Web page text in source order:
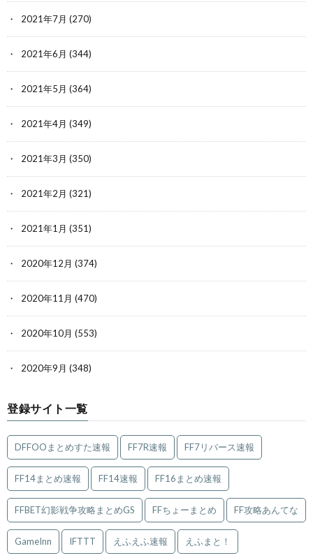
2021年7月 (270)
2021年6月 (344)
2021年5月 (364)
2021年4月 (349)
2021年3月 (350)
2021年2月 (321)
2021年1月 (351)
2020年12月 (374)
2020年11月 (470)
2020年10月 (553)
2020年9月 (348)
登録サイト一覧
DFFOOまとめすた速報 FF7R速報 FF7リバース速報
FF14まとめ速報 FF14速報 FF16まとめ速報
FFBET幻影戦争攻略まとめGS FFちょーまとめ FF攻略あんてな
GameInn IFTTT えふえふ速報 えふまと！